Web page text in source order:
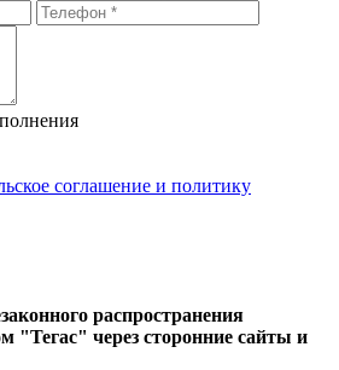
соглашение и политику
распространения
"Тегас" через сторонние сайты и